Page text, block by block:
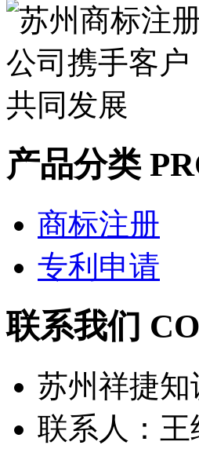
产品分类
商标注册
专利申请
联系我们
苏州祥捷
联系人：王